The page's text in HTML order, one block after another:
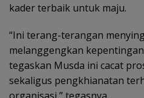
kader terbaik untuk maju.
“Ini terang-terangan
melanggengkan
tegaskan Musda ini cacat
sekaligus pengkhianatan
organisasi,” tegasnya.